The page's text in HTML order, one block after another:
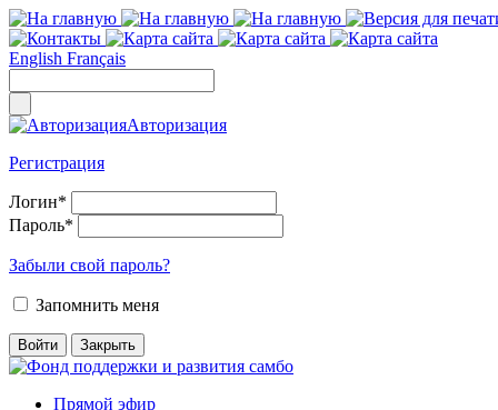
English Français
Авторизация
Регистрация
Логин*
Пароль*
Забыли свой пароль?
Запомнить меня
Прямой эфир